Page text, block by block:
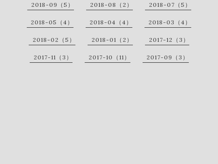
2018-09（5） 2018-08（2） 2018-07（5）
2018-05（4） 2018-04（4） 2018-03（4）
2018-02（5） 2018-01（2） 2017-12（3）
2017-11（3） 2017-10（11） 2017-09（3）